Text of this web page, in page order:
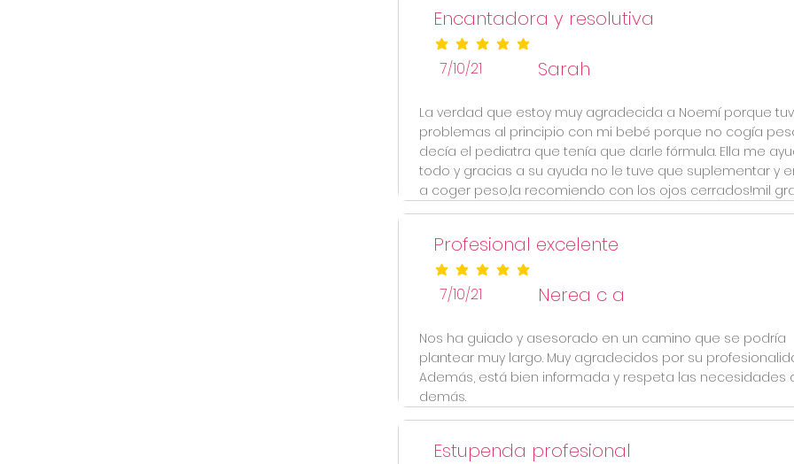
Encantadora y resolutiva
la calificación promedio es 5 de 5
7/10/21 Sarah
La verdad que estoy muy agradecida a Noemí porque
problemas al principio con mi bebé porque no cogía
decía el pediatra que tenía que darle fórmula. Ella me
todo y gracias a su ayuda no le tuve que suplementar y
a coger peso,la recomiendo con los ojos cerrados!mil
Profesional excelente
la calificación promedio es 5 de 5
7/10/21 Nerea c a
Nos ha guiado y asesorado en un camino que se podría
plantear muy largo. Muy agradecidos por su
Además, está bien informada y respeta las necesidades
demás.
Estupenda profesional